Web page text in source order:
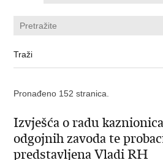
Pronađeno 152 stranica.
Izvješća o radu
odgojnih zavoda te
predstavljena Vladi RH